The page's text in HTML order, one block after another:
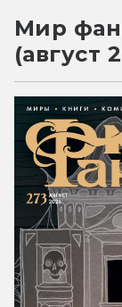
Мир
(август